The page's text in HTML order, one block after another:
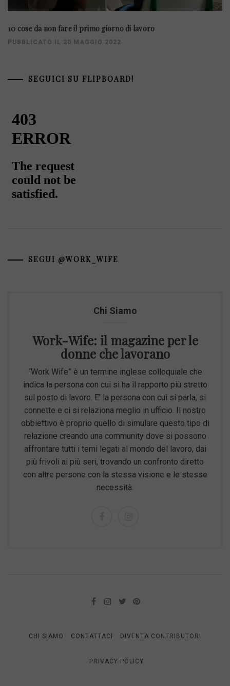
10 cose da non fare il primo giorno di lavoro
PUBBLICATO IL:20 MAGGIO 2022
SEGUICI SU FLIPBOARD!
SEGUI @WORK_WIFE
Chi Siamo
Work-Wife: il magazine per le
donne che lavorano
“Work Wife” è un termine inglese colloquiale che
indica la persona con cui si ha il rapporto più stretto
sul posto di lavoro. E’ la persona con cui si parla, si
connette e ci si relaziona meglio in ufficio. Il nostro
obbiettivo è proprio quello di simulare questo tipo di
relazione creando una community dove si possono
affrontare tutti i temi legati al mondo del lavoro, dai
più frivoli ai più seri, trovando un confronto diretto
con altre persone con la stessa visione e le stesse
necessità.
CHI SIAMO CONTATTACI DIVENTA CONTRIBUTOR!
PRIVACY POLICY